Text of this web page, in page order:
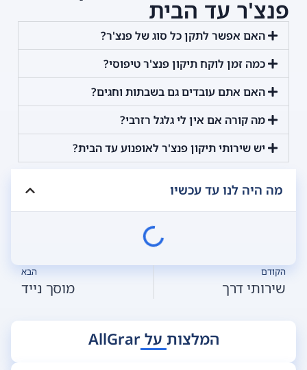
פנצ'ר עד הבית
האם אפשר לתקן כל סוג של פנצ'ר?
כמה זמן לוקח תיקון פנצ'ר טיפוסי?
האם אתם עובדים גם בשבתות וחגים?
מה קורה אם אין לי גלגל רזרבי?
יש שירותי תיקון פנצ'ר לאופנוע עד הבית?
מה היה לנו עד עכשיו
הקודם
שירותי דרך
הבא
מוסך נייד
המלצות על AllGrar